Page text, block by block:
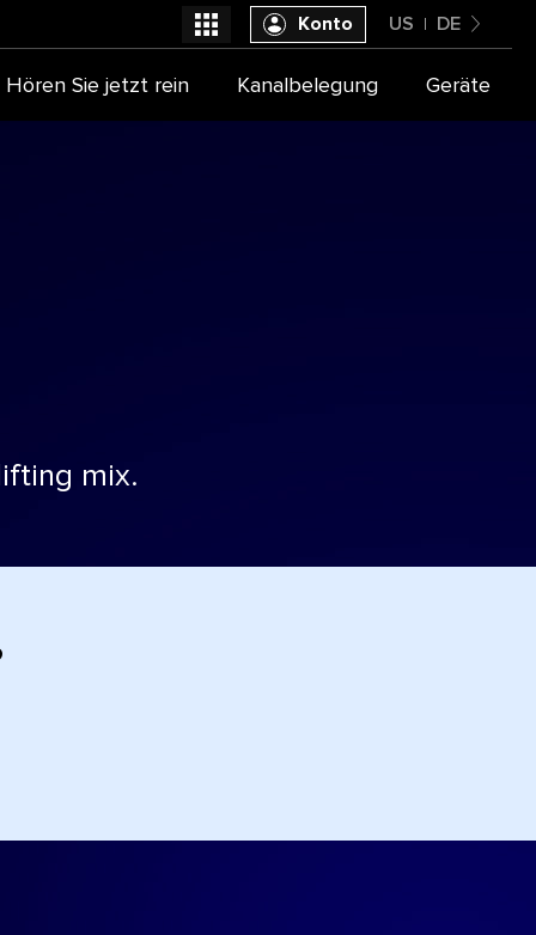
mix.
United States
US DE
Konto
Hören Sie jetzt rein Kanalbelegung Geräte